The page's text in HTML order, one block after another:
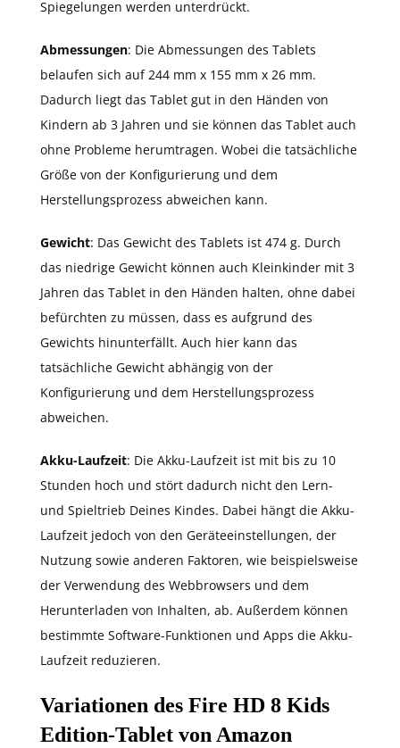
Spiegelungen werden unterdrückt.
Abmessungen: Die Abmessungen des Tablets
belaufen sich auf 244 mm x 155 mm x 26 mm.
Dadurch liegt das Tablet gut in den Händen von
Kindern ab 3 Jahren und sie können das Tablet auch
ohne Probleme herumtragen. Wobei die tatsächliche
Größe von der Konfigurierung und dem
Herstellungsprozess abweichen kann.
Gewicht: Das Gewicht des Tablets ist 474 g. Durch
das niedrige Gewicht können auch Kleinkinder mit 3
Jahren das Tablet in den Händen halten, ohne dabei
befürchten zu müssen, dass es aufgrund des
Gewichts hinunterfällt. Auch hier kann das
tatsächliche Gewicht abhängig von der
Konfigurierung und dem Herstellungsprozess
abweichen.
Akku-Laufzeit: Die Akku-Laufzeit ist mit bis zu 10
Stunden hoch und stört dadurch nicht den Lern-
und Spieltrieb Deines Kindes. Dabei hängt die Akku-
Laufzeit jedoch von den Geräteeinstellungen, der
Nutzung sowie anderen Faktoren, wie beispielsweise
der Verwendung des Webbrowsers und dem
Herunterladen von Inhalten, ab. Außerdem können
bestimmte Software-Funktionen und Apps die Akku-
Laufzeit reduzieren.
Variationen des Fire HD 8 Kids
Edition-Tablet von Amazon